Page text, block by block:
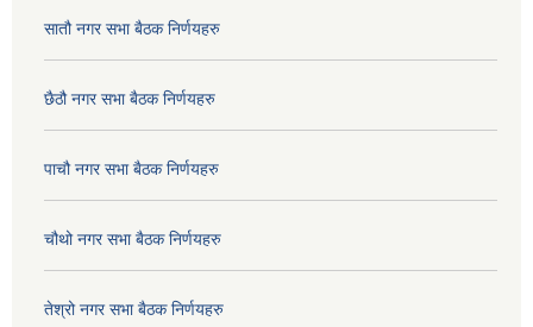
सातौ नगर सभा बैठक निर्णयहरु
छैठौ नगर सभा बैठक निर्णयहरु
पाचौ नगर सभा बैठक निर्णयहरु
चौथो नगर सभा बैठक निर्णयहरु
तेश्रो नगर सभा बैठक निर्णयहरु